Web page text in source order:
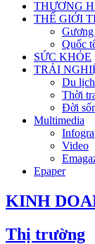
THƯƠNG
THẾ GIỚI
Gương
Quốc
SỨC KHỎE
TRẢI
Du lịch
Thời
Đời
Multimedia
Video
Epaper
KINH
Thị trường